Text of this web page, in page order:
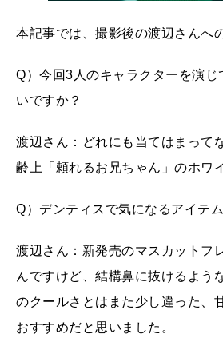
本記事では、撮影後の渡辺さんへ
Q）今回3人のキャラクターを演
いですか？
渡辺さん：どれにも当てはまって
齢上「頼れるお兄ちゃん」のホワ
Q）デンティスで気になるアイテ
渡辺さん：新発売のマスカットフ
んですけど、結構鼻に抜けるよう
のクールさとはまた少し違った、
おすすめだと思いました。